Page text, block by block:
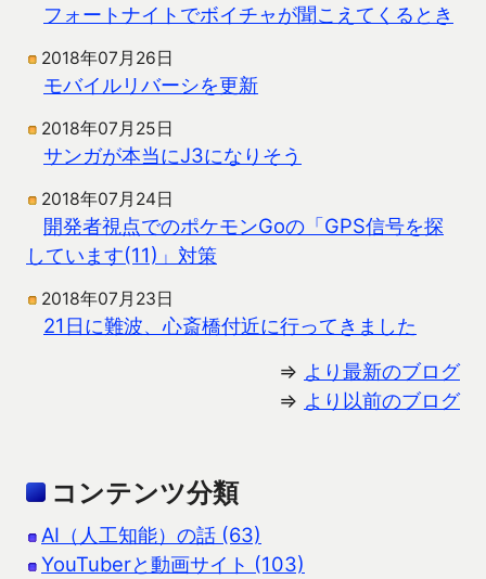
フォートナイトでボイチャが聞こえてくるとき
2018年07月26日
モバイルリバーシを更新
2018年07月25日
サンガが本当にJ3になりそう
2018年07月24日
開発者視点でのポケモンGoの「GPS信号を探
しています(11)」対策
2018年07月23日
21日に難波、心斎橋付近に行ってきました
⇒ より最新のブログ
⇒ より以前のブログ
コンテンツ分類
AI（人工知能）の話 (63)
YouTuberと動画サイト (103)